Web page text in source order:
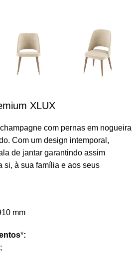
XLUX
com pernas em nogueira
Com um design intemporal,
de jantar garantindo assim
si, à sua família e aos seus
mm
*: